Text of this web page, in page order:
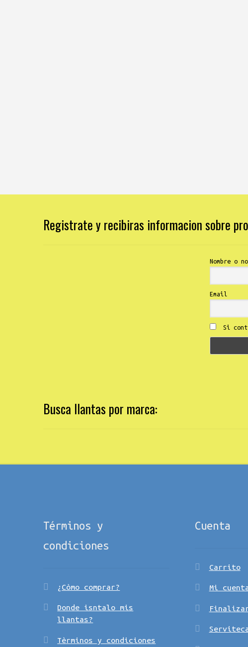
Registrate y recibiras informacion sobre
Nombre o
Email
Si
Busca llantas por marca:
Términos y
condiciones
¿Còmo comprar?
Donde isntalo mis
llantas?
Tèrminos y condiciones
Cuenta
Carrito
Mi